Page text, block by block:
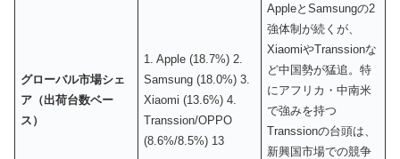
グローバル市場シェ
ア（出荷台数ベー
ス）
1. Apple (18.7%) 2.
Samsung (18.0%) 3.
Xiaomi (13.6%) 4.
Transsion/OPPO
(8.6%/8.5%) 13
AppleとSamsungの2
強体制が続くが、
XiaomiやTranssionな
ど中国勢が猛追。特
にアフリカ・中南米
で強みを持つ
Transsionの台頭は、
新興国市場での競争